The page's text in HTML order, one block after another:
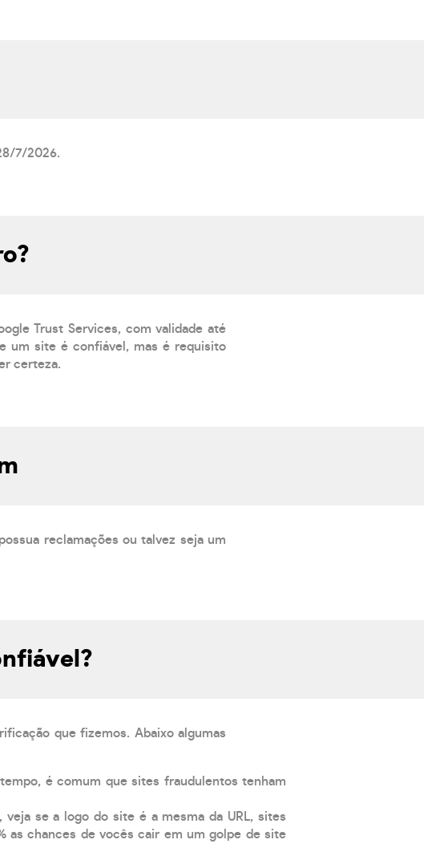
7/2026.
Trust Services, com validade até
um site é confiável, mas é requisito
certeza.
reclamações ou talvez seja um
que fizemos. Abaixo algumas
é comum que sites fraudulentos tenham
se a logo do site é a mesma da URL, sites
as chances de vocês cair em um golpe de site